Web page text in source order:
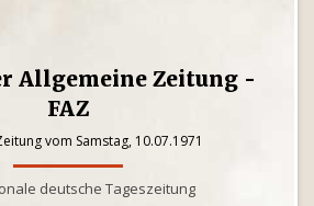
Allgemeine Zeitung -
FAZ
vom Samstag, 10.07.1971
deutsche Tageszeitung